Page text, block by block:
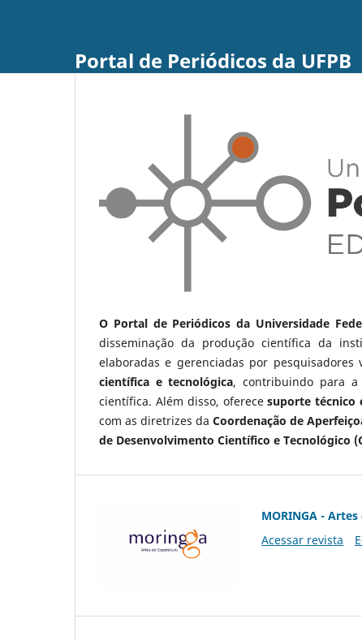
Portal de Periódicos da UFPB
O Portal de Periódicos da Universidade
disseminação da produção científica da
elaboradas e gerenciadas por pesquisadores
científica e tecnológica, contribuindo para a
científica. Além disso, oferecesuporte técnico
com as diretrizes daCoordenação de
de Desenvolvimento Científico e Tecnológico
MORINGA -
Acessar revista